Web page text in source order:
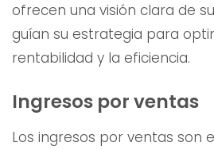
ofrecen una visión clara de
guían su estrategia para
rentabilidad y la eficiencia.
Ingresos por ventas
Los ingresos por ventas son